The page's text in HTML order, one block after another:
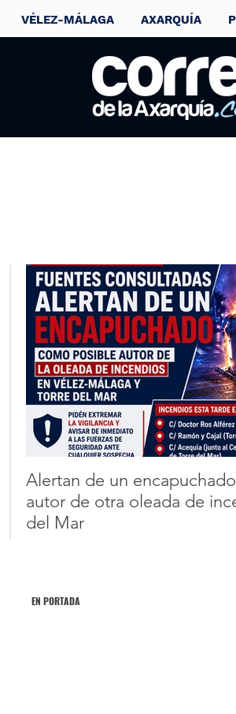
VÉLEZ-MÁLAGA AXARQUÍA
83
Encabezado 2
Alertan de un
autor de otra oleada de
del Mar
EN PORTADA